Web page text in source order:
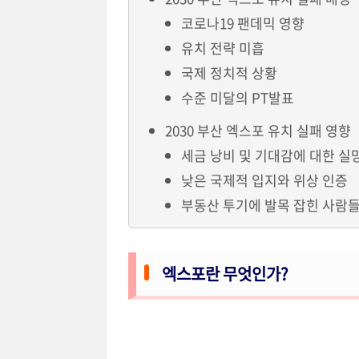
코로나19 팬데믹 영향
유치 전략 미흡
국제 정치적 상황
수준 미달의 PT발표
2030 부산 엑스포 유치 실패 영향
세금 낭비 및 기대감에 대한 실
낮은 국제적 입지와 위상 인증
부동산 투기에 발목 잡힌 사람
엑스포란 무엇인가?